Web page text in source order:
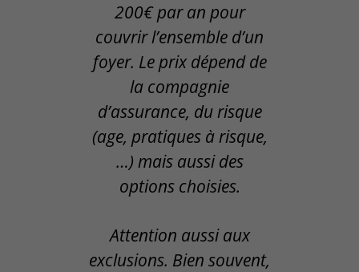
200€ par an pour
couvrir l’ensemble d’un
foyer. Le prix dépend de
la compagnie
d’assurance, du risque
(age, pratiques à risque,
…) mais aussi des
options choisies.
Attention aussi aux
exclusions. Bien souvent,